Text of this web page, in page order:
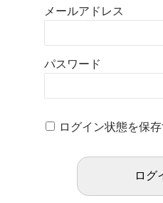
メールアドレス
パスワード
ログイン状態を保